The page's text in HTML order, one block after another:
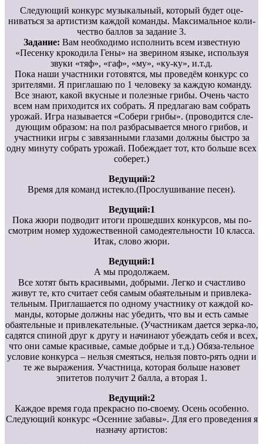
Следующий конкурс музыкальный, который будет оце-
ниваться за артистизм каждой команды. Максимальное коли-
чество баллов за задание 3.
Задание: Вам необходимо исполнить всем известную
«Песенку крокодила Гены» на зверином языке, используя
звуки «тяф», «гаф», «му», «ку-ку», и.т.д.
Пока наши участники готовятся, мы проведём конкурс со
зрителями. Я приглашаю по 1 человеку за каждую команду.
Все знают, какой вкусные и полезные грибы. Очень часто
всем нам приходится их собрать. Я предлагаю вам собрать
урожай. Игра называется «Собери грибы». (проводится сле-
дующим образом: на пол разбрасывается много грибов, и
участники игры с завязанными глазами должны быстро за
одну минуту собрать урожай. Побеждает тот, кто больше всех
соберет.)
Ведущий:2
Время для команд истекло.(Прослушивание песен).
Ведущий:1
Пока жюри подводит итоги прошедших конкурсов, мы по-
смотрим номер художественной самодеятельности 10 класса.
Итак, слово жюри.
Ведущий:1
А мы продолжаем.
Все хотят быть красивыми, добрыми. Легко и счастливо
живут те, кто считает себя самым обаятельным и привлека-
тельным. Приглашается по одному участнику от каждой ко-
манды, которые должны нас убедить, что вы и есть самые
обаятельные и привлекательные. (Участникам дается зерка-ло,
садятся спиной друг к другу и начинают убеждать себя и всех,
что они самые красивые, самые добрые и т.д.) Обяза-тельное
условие конкурса – нельзя смеяться, нельзя повто-рять одни и
те же выражения. Участница, которая больше назовет
эпитетов получит 2 балла, а вторая 1.
Ведущий:2
Каждое время года прекрасно по-своему. Осень особенно.
Следующий конкурс «Осенние забавы». Для его проведения я
назначу артистов: